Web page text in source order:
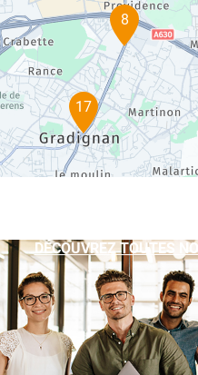
17
8
DÉCOUVREZ TOUTES